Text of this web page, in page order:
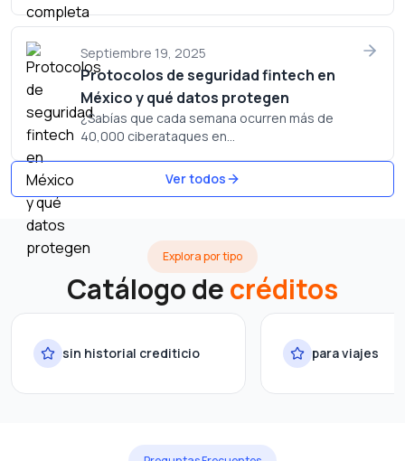
Septiembre 19, 2025
Protocolos de seguridad fintech en
México y qué datos protegen
¿Sabías que cada semana ocurren más de
40,000 ciberataques en...
Ver todos
Explora por tipo
Catálogo decréditos
sin historial crediticio para viajes